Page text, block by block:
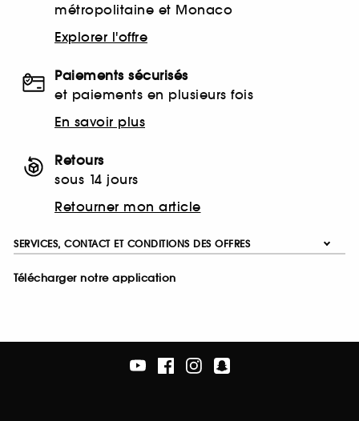
métropolitaine et Monaco
Explorer l'offre
Paiements sécurisés
et paiements en plusieurs fois
En savoir plus
Retours
sous 14 jours
Retourner mon article
SERVICES, CONTACT ET CONDITIONS DES OFFRES
Télécharger notre application